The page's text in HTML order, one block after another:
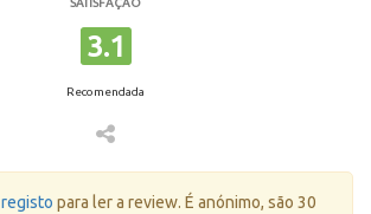
SATISFAÇÃO
3.1
Recomendada
registo para ler a review. É anónimo, são 30